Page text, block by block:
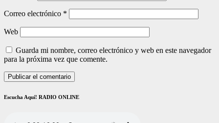
Correo electrónico *
Web
Guarda mi nombre, correo electrónico y web en este navegador
para la próxima vez que comente.
Escucha Aquí! RADIO ONLINE